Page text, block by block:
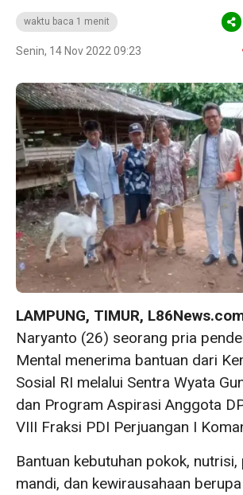
waktu baca 1 menit
Senin, 14 Nov 2022 09:23
LAMPUNG, TIMUR,
Naryanto (26) seorang pria
Mental menerima bantuan dari
Sosial RI melalui Sentra Wyata
dan Program Aspirasi Anggota
VIII Fraksi PDI Perjuangan I
Bantuan kebutuhan pokok,
mandi, dan kewirausahaan